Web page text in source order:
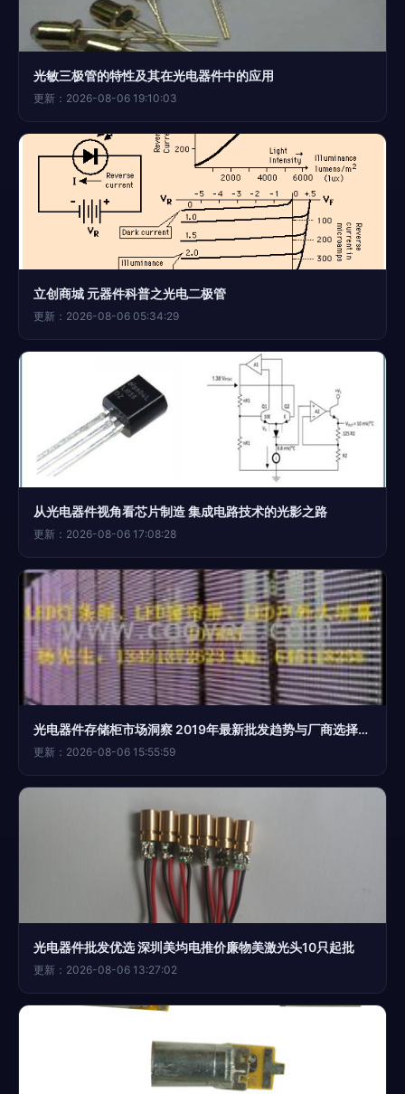
光敏三极管的特性及其在光电器件中的应用
更新：2026-08-06 19:10:03
立创商城 元器件科普之光电二极管
更新：2026-08-06 05:34:29
从光电器件视角看芯片制造 集成电路技术的光影之路
更新：2026-08-06 17:08:28
光电器件存储柜市场洞察 2019年最新批发趋势与厂商选择指南
更新：2026-08-06 15:55:59
光电器件批发优选 深圳美均电推价廉物美激光头10只起批
更新：2026-08-06 13:27:02